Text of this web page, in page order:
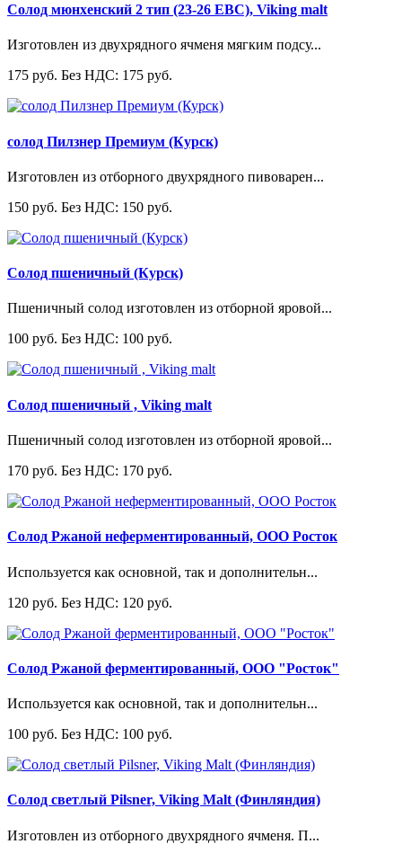
Солод мюнхенский 2 тип (23-26 ЕВС), Viking malt
Изготовлен из двухрядного ячменя мягким подсу...
175 руб. Без НДС: 175 руб.
солод Пилзнер Премиум (Курск)
Изготовлен из отборного двухрядного пивоварен...
150 руб. Без НДС: 150 руб.
Солод пшеничный (Курск)
Пшеничный солод изготовлен из отборной яровой...
100 руб. Без НДС: 100 руб.
Солод пшеничный , Viking malt
Пшеничный солод изготовлен из отборной яровой...
170 руб. Без НДС: 170 руб.
Солод Ржаной неферментированный, ООО Росток
Используется как основной, так и дополнительн...
120 руб. Без НДС: 120 руб.
Солод Ржаной ферментированный, ООО "Росток"
Используется как основной, так и дополнительн...
100 руб. Без НДС: 100 руб.
Солод светлый Pilsner, Viking Malt (Финляндия)
Изготовлен из отборного двухрядного ячменя. П...